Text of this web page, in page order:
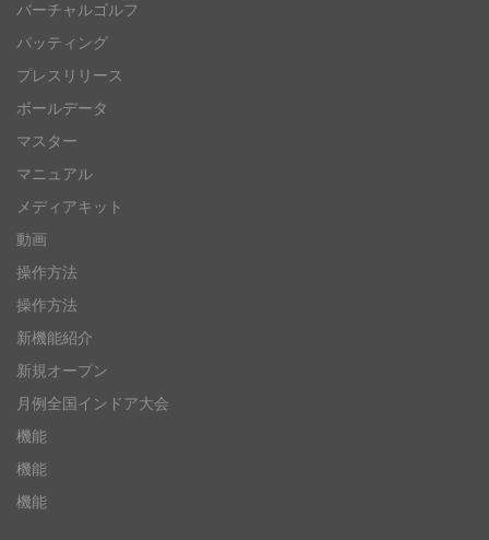
バーチャルゴルフ
パッティング
プレスリリース
ボールデータ
マスター
マニュアル
メディアキット
動画
操作方法
操作方法
新機能紹介
新規オープン
月例全国インドア大会
機能
機能
機能